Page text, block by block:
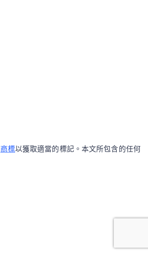
商標以獲取適當的標記。本文所包含的任何